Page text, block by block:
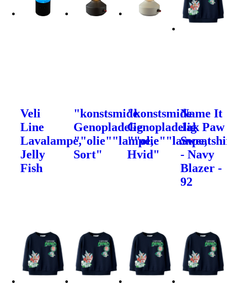
Veli
Line
Lavalampe,
Jelly
Fish
"konstsmide
Genopladelig
""olie""lampe,
Sort"
"konstsmide
Genopladelig
""olie""lampe,
Hvid"
Name It
Jak Paw
- Navy
Blazer -
92